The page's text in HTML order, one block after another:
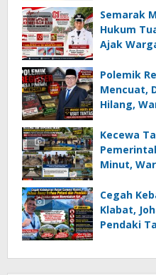
Semarak
Hukum
Ajak
Polemik
Mencuat,
Hilang,
Kumtua HK
Kecewa
Minut,
Tambatan
Cegah
Klabat,
Pendaki